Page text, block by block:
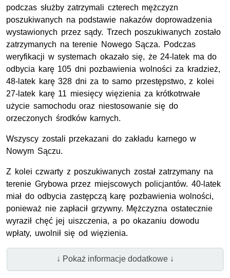
podczas służby zatrzymali czterech mężczyzn
poszukiwanych na podstawie nakazów doprowadzenia
wystawionych przez sądy. Trzech poszukiwanych zostało
zatrzymanych na terenie Nowego Sącza. Podczas
weryfikacji w systemach okazało się, że 24-latek ma do
odbycia karę 105 dni pozbawienia wolności za kradzież,
48-latek karę 328 dni za to samo przestępstwo, z kolei
27-latek karę 11 miesięcy więzienia za krótkotrwałe
użycie samochodu oraz niestosowanie się do
orzeczonych środków karnych.
Wszyscy zostali przekazani do zakładu karnego w
Nowym Sączu.
Z kolei czwarty z poszukiwanych został zatrzymany na
terenie Grybowa przez miejscowych policjantów. 40-latek
miał do odbycia zastępczą karę pozbawienia wolności,
ponieważ nie zapłacił grzywny. Mężczyzna ostatecznie
wyraził chęć jej uiszczenia, a po okazaniu dowodu
wpłaty, uwolnił się od więzienia.
↓ Pokaż informacje dodatkowe ↓